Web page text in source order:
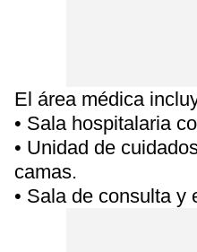
El área médica
• Sala hospitalaria
• Unidad de
camas.
• Sala de consulta y